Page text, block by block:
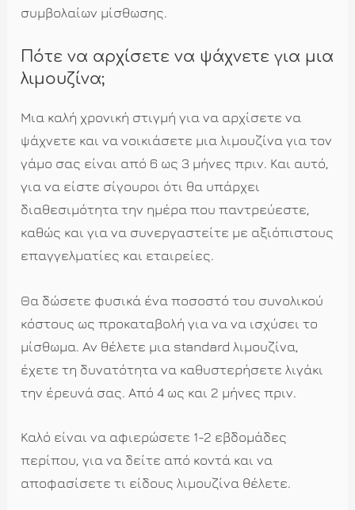
συμβολαίων μίσθωσης.
Πότε να αρχίσετε να ψάχνετε για μια
λιμουζίνα;
Μια καλή χρονική στιγμή για να αρχίσετε να
ψάχνετε και να νοικιάσετε μια λιμουζίνα για τον
γάμο σας είναι από 6 ως 3 μήνες πριν. Και αυτό,
για να είστε σίγουροι ότι θα υπάρχει
διαθεσιμότητα την ημέρα που παντρεύεστε,
καθώς και για να συνεργαστείτε με αξιόπιστους
επαγγελματίες και εταιρείες.
Θα δώσετε φυσικά ένα ποσοστό του συνολικού
κόστους ως προκαταβολή για να να ισχύσει το
μίσθωμα. Αν θέλετε μια standard λιμουζίνα,
έχετε τη δυνατότητα να καθυστερήσετε λιγάκι
την έρευνά σας. Από 4 ως και 2 μήνες πριν.
Καλό είναι να αφιερώσετε 1-2 εβδομάδες
περίπου, για να δείτε από κοντά και να
αποφασίσετε τι είδους λιμουζίνα θέλετε.